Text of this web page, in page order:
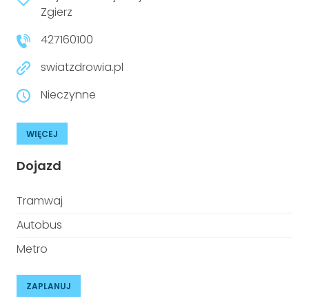
niepełnosprawnościami
Prawo
Prawa osób z niepełnosprawnościami
Urządzenia IoT
Zgierz
427160100
swiatzdrowia.pl
Nieczynne
WIĘCEJ
Dojazd
Tramwaj
Autobus
Metro
ZAPLANUJ